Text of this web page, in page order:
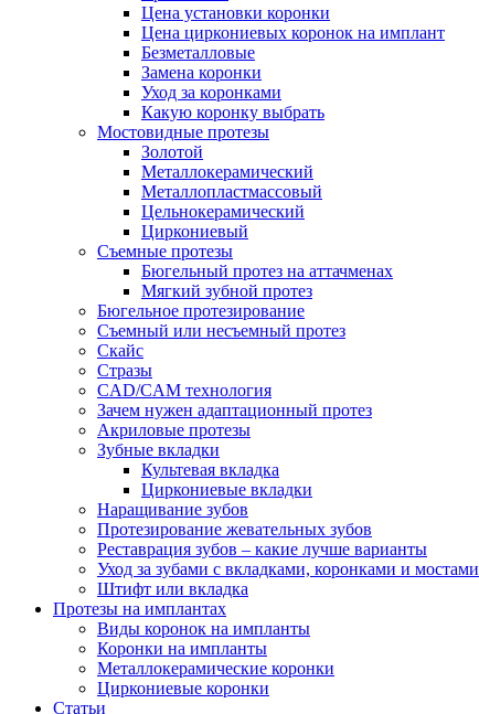
Цена установки коронки
Цена циркониевых коронок на имплант
Безметалловые
Замена коронки
Уход за коронками
Какую коронку выбрать
Мостовидные протезы
Золотой
Металлокерамический
Металлопластмассовый
Цельнокерамический
Циркониевый
Съемные протезы
Бюгельный протез на аттачменах
Мягкий зубной протез
Бюгельное протезирование
Съемный или несъемный протез
Скайс
Стразы
CAD/CAM технология
Зачем нужен адаптационный протез
Акриловые протезы
Зубные вкладки
Культевая вкладка
Циркониевые вкладки
Наращивание зубов
Протезирование жевательных зубов
Реставрация зубов – какие лучше варианты
Уход за зубами с вкладками, коронками и мостами
Штифт или вкладка
Протезы на имплантах
Виды коронок на импланты
Коронки на импланты
Металлокерамические коронки
Циркониевые коронки
Статьи